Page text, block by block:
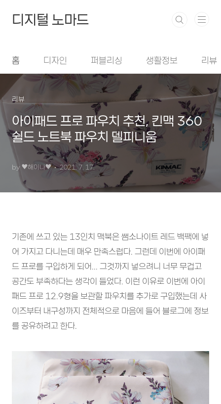
디지털 노마드
홈 디자인 퍼블리싱 생활정보 리뷰
리뷰
아이패드 프로 파우치 추천, 킨맥 360
쉴드 노트북 파우치 델피니움
by ♥︎해이나♥︎ 2021. 7. 17.
기존에 쓰고 있는 13인치 맥북은 쌤소나이트 레드 백팩에 넣
어 가지고 다니는데 매우 만족스럽다. 그런데 이번에 아이패
드 프로를 구입하게 되어... 그것까지 넣으려니 너무 무겁고
공간도 부족하다는 생각이 들었다. 이런 이유로 이번에 아이
패드 프로 12.9형을 보관할 파우치를 추가로 구입했는데 사
이즈부터 내구성까지 전체적으로 마음에 들어 블로그에 정보
를 공유하려고 한다.